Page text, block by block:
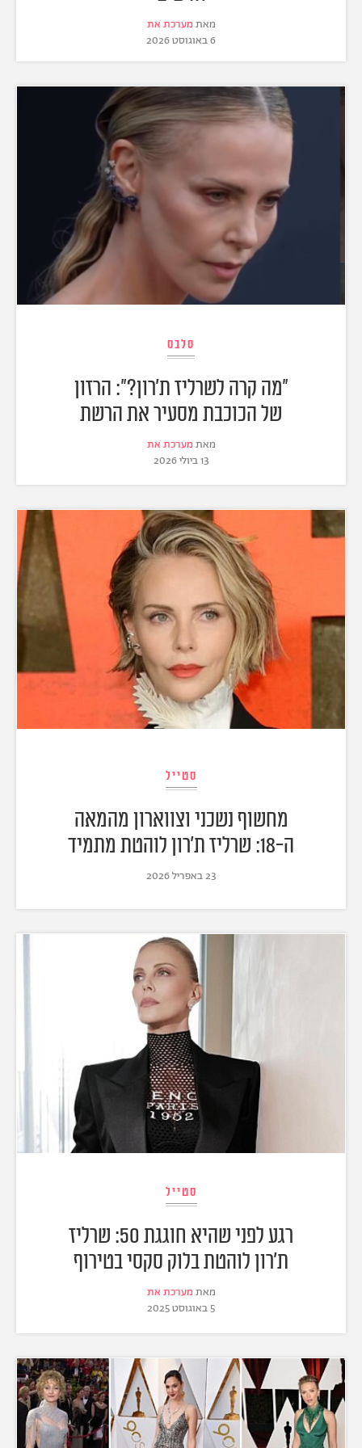
מאת מערכת את
6 באוגוסט 2026
סלבס
"מה קרה לשרליז ת'רון?": הרזון
של הכוכבת מסעיר את הרשת
מאת מערכת את
13 ביולי 2026
סטייל
מחשוף נשכני וצווארון מהמאה
ה-18: שרליז ת'רון לוהטת מתמיד
23 באפריל 2026
סטייל
רגע לפני שהיא חוגגת 50: שרליז
ת'רון לוהטת בלוק סקסי בטירוף
מאת מערכת את
5 באוגוסט 2025